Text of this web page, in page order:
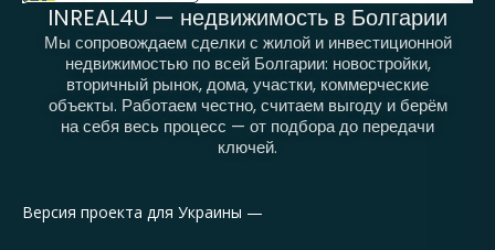
INREAL4U — недвижимость в Болгарии
Мы сопровождаем сделки с жилой и инвестиционной
недвижимостью по всей Болгарии: новостройки,
вторичный рынок, дома, участки, коммерческие
объекты. Работаем честно, считаем выгоду и берём
на себя весь процесс — от подбора до передачи
ключей.
Версия проекта для Украины —